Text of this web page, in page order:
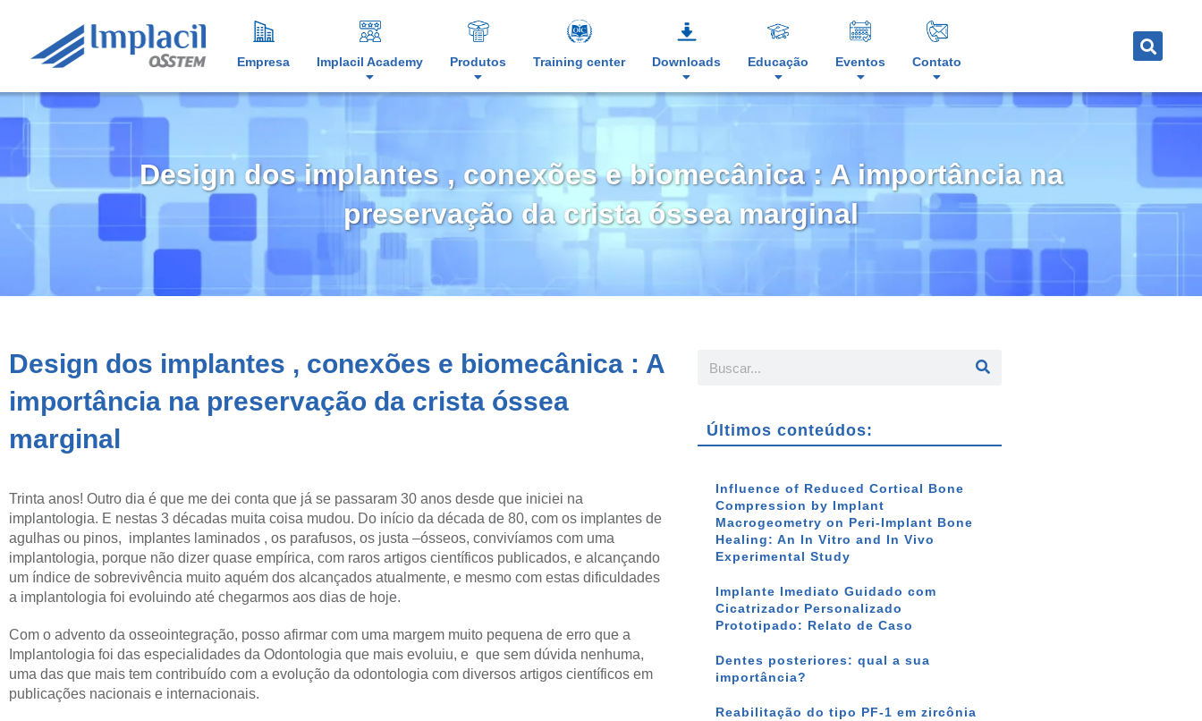
Empresa Implacil Academy Produtos Training center Downloads Educação Eventos Contato
Design dos implantes , conexões e biomecânica : A importância na
preservação da crista óssea marginal
Design dos implantes , conexões e biomecânica : A
importância na preservação da crista óssea
marginal
Trinta anos! Outro dia é que me dei conta que já se passaram 30 anos desde que iniciei na
implantologia. E nestas 3 décadas muita coisa mudou. Do início da década de 80, com os implantes de
agulhas ou pinos, implantes laminados , os parafusos, os justa –ósseos, convivíamos com uma
implantologia, porque não dizer quase empírica, com raros artigos científicos publicados, e alcançando
um índice de sobrevivência muito aquém dos alcançados atualmente, e mesmo com estas dificuldades
a implantologia foi evoluindo até chegarmos aos dias de hoje.
Com o advento da osseointegração, posso afirmar com uma margem muito pequena de erro que a
Implantologia foi das especialidades da Odontologia que mais evoluiu, e que sem dúvida nenhuma,
uma das que mais tem contribuído com a evolução da odontologia com diversos artigos científicos em
publicações nacionais e internacionais.
Últimos conteúdos:
Influence of Reduced Cortical Bone
Compression by Implant
Macrogeometry on Peri-Implant Bone
Healing: An In Vitro and In Vivo
Experimental Study
Implante Imediato Guidado com
Cicatrizador Personalizado
Prototipado: Relato de Caso
Dentes posteriores: qual a sua
importância?
Reabilitação do tipo PF-1 em zircônia